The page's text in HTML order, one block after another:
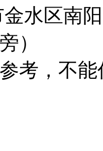
水区南
）
考，不